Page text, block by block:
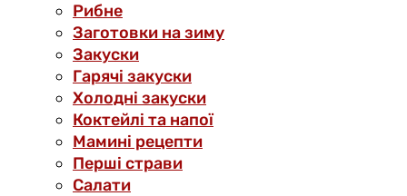
Рибне
Заготовки на зиму
Закуски
Гарячі закуски
Холодні закуски
Коктейлі та напої
Мамині рецепти
Перші страви
Салати